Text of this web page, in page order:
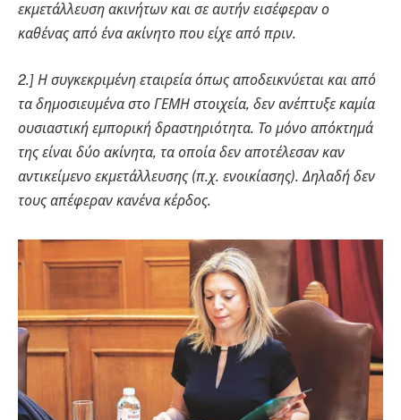
εκμετάλλευση ακινήτων και σε αυτήν εισέφεραν ο
καθένας από ένα ακίνητο που είχε από πριν.
2.] Η συγκεκριμένη εταιρεία όπως αποδεικνύεται και από
τα δημοσιευμένα στο ΓΕΜΗ στοιχεία, δεν ανέπτυξε καμία
ουσιαστική εμπορική δραστηριότητα. Το μόνο απόκτημά
της είναι δύο ακίνητα, τα οποία δεν αποτέλεσαν καν
αντικείμενο εκμετάλλευσης (π.χ. ενοικίασης). Δηλαδή δεν
τους απέφεραν κανένα κέρδος.